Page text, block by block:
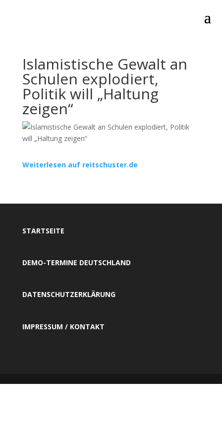
Islamistische Gewalt an
Schulen explodiert,
Politik will „Haltung
zeigen“
Weiterlesen auf reitschuster.de
STARTSEITE
DEMO-TERMINE DEUTSCHLAND
DATENSCHUTZERKLÄRUNG
IMPRESSUM / KONTAKT